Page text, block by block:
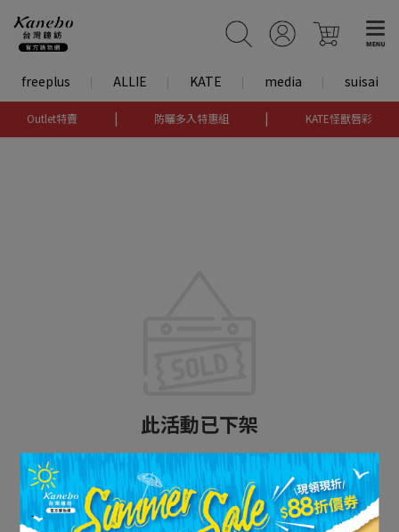
freeplus ALLIE KATE media suisai
Outlet特賣 | 防曬多入特惠組 | KATE怪獸唇彩
此活動已下架